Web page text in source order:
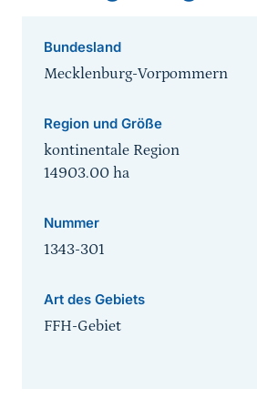
Bundesland
Mecklenburg-Vorpommern
Region und Größe
kontinentale Region
14903.00 ha
Nummer
1343-301
Art des Gebiets
FFH-Gebiet